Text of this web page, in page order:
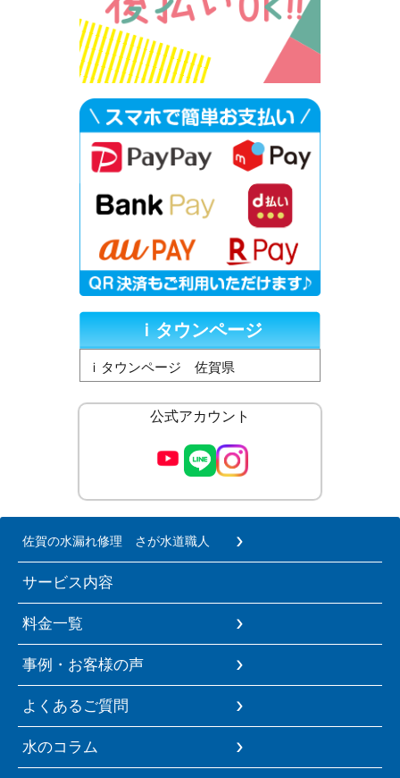
ｉタウンページ
ｉタウンページ 佐賀県
公式アカウント
佐賀の水漏れ修理 さが水道職人
サービス内容
料金一覧
事例・お客様の声
よくあるご質問
水のコラム